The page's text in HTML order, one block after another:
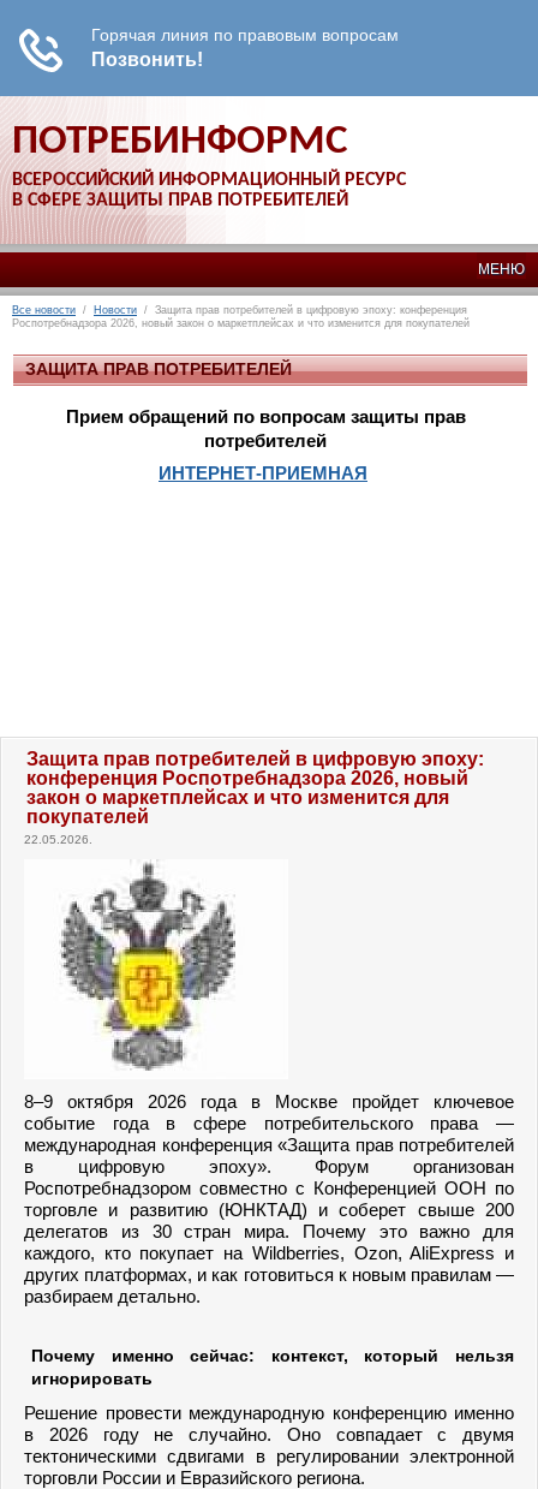
ПОТРЕБИНФОРМС
ВСЕРОССИЙСКИЙ ИНФОРМАЦИОННЫЙ РЕСУРС
В СФЕРЕ ЗАЩИТЫ ПРАВ ПОТРЕБИТЕЛЕЙ
МЕНЮ
Все новости / Новости / Защита прав потребителей в цифровую эпоху: конференция
Роспотребнадзора 2026, новый закон о маркетплейсах и что изменится для покупателей
ЗАЩИТА ПРАВ ПОТРЕБИТЕЛЕЙ
Прием обращений по вопросам защиты прав
потребителей
ИНТЕРНЕТ-ПРИЕМНАЯ
Защита прав потребителей в цифровую эпоху:
конференция Роспотребнадзора 2026, новый
закон о маркетплейсах и что изменится для
покупателей
22.05.2026.
8–9 октября 2026 года в Москве пройдет ключевое
событие года в сфере потребительского права —
международная конференция «Защита прав потребителей
в цифровую эпоху». Форум организован
Роспотребнадзором совместно с Конференцией ООН по
торговле и развитию (ЮНКТАД) и соберет свыше 200
делегатов из 30 стран мира. Почему это важно для
каждого, кто покупает на Wildberries, Ozon, AliExpress и
других платформах, и как готовиться к новым правилам —
разбираем детально.
Почему именно сейчас: контекст, который нельзя
игнорировать
Решение провести международную конференцию именно
в 2026 году не случайно. Оно совпадает с двумя
тектоническими сдвигами в регулировании электронной
торговли России и Евразийского региона.